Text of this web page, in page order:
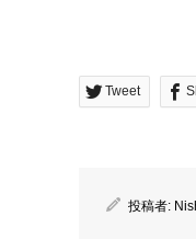
Tweet
投稿者: